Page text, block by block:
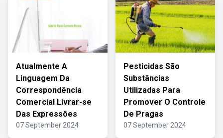
Atualmente A
Linguagem Da
Correspondência
Comercial Livrar-se
Das Expressões
07 September 2024
Pesticidas São
Substâncias
Utilizadas Para
Promover O Controle
De Pragas
07 September 2024